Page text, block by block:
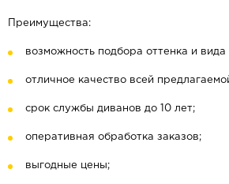
Преимущества:
возможность подбора оттенка и вида
отличное качество всей
срок службы диванов до 10 лет;
оперативная обработка заказов;
выгодные цены;